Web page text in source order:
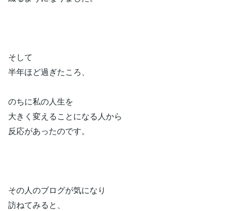
そして
半年ほど過ぎたころ、
のちに私の人生を
大きく変えることになる人から
反応があったのです。
その人のブログが気になり
訪ねてみると、